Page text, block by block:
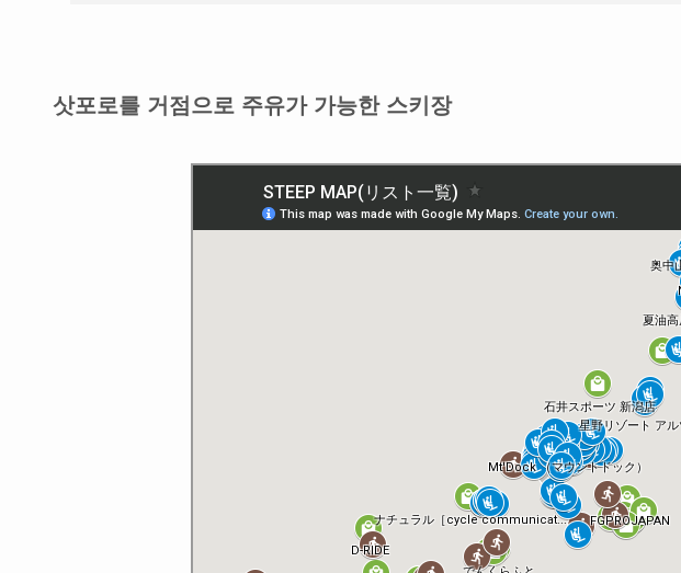
삿포로를 거점으로 주유가 가능한 스키장